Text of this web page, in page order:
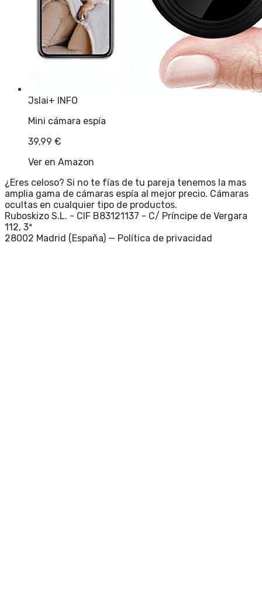
Jslai+ INFO
Mini cámara espía
39,99 €
Ver en Amazon
¿Eres celoso? Si no te fías de tu pareja tenemos la mas
amplia gama de cámaras espía al mejor precio. Cámaras
ocultas en cualquier tipo de productos.
Ruboskizo S.L. - CIF B83121137 - C/ Príncipe de Vergara
112, 3ª
28002 Madrid (España) — Política de privacidad